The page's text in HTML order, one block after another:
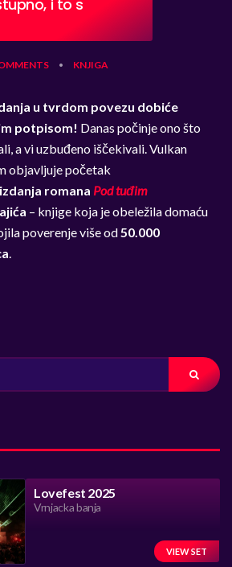
i to s
• KNJIGA
u tvrdom povezu dobiće
potpisom! Danas počinje ono što
a vi uzbuđeno iščekivali. Vulkan
objavljuje početak
romana Pod tuđim
– knjige koja je obeležila domaću
poverenje više od 50.000
Lovefest 2025
Vrnjacka banja
VIEW SET